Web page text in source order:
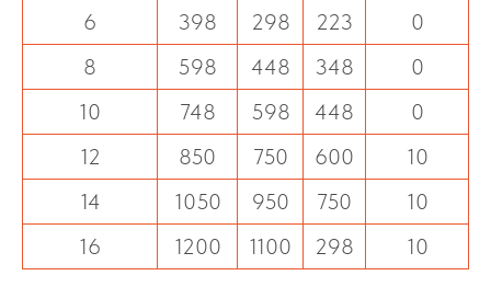
6
398 298 223
0
8
598 448 348
0
10
748 598 448
0
12
850 750 600
10
14
1050 950 750
10
16
1200 1100 298 10